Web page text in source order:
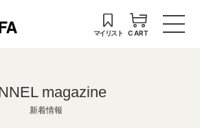
マイリスト CART
magazine
新着情報